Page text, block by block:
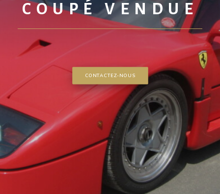
COUPÉ VENDUE
CONTACTEZ-NOUS